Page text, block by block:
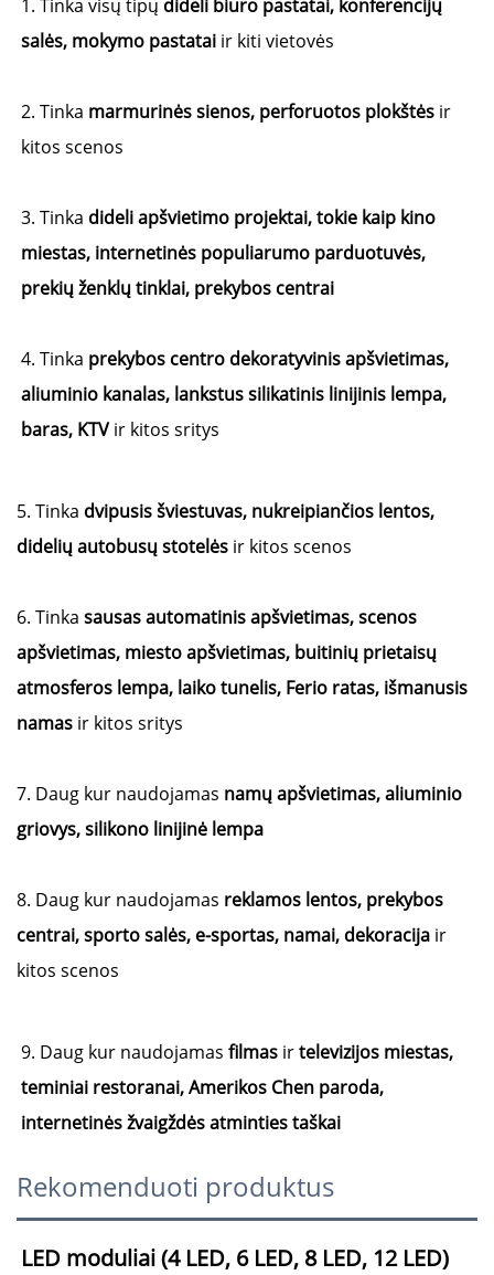
1. Tinka visų tipų dideli biuro pastatai, konferencijų
salės, mokymo pastatai ir kiti vietovės
2. Tinka marmurinės sienos, perforuotos plokštės ir
kitos scenos
3. Tinka dideli apšvietimo projektai, tokie kaip kino
miestas, internetinės populiarumo parduotuvės,
prekių ženklų tinklai, prekybos centrai
4. Tinka prekybos centro dekoratyvinis apšvietimas,
aliuminio kanalas, lankstus silikatinis linijinis lempa,
baras, KTVir kitos sritys
5. Tinka dvipusis šviestuvas, nukreipiančios lentos,
didelių autobusų stotelės ir kitos scenos
6. Tinka sausas automatinis apšvietimas, scenos
apšvietimas, miesto apšvietimas, buitinių prietaisų
atmosferos lempa, laiko tunelis, Ferio ratas, išmanusis
namas ir kitos sritys
7. Daug kur naudojamas namų apšvietimas, aliuminio
griovys, silikono linijinė lempa
8. Daug kur naudojamas reklamos lentos, prekybos
centrai, sporto salės, e-sportas, namai, dekoracija ir
kitos scenos
9. Daug kur naudojamas filmas irtelevizijos miestas,
teminiai restoranai, Amerikos Chen paroda,
internetinės žvaigždės atminties taškai
Rekomenduoti produktus
LED moduliai (4 LED, 6 LED, 8 LED, 12 LED)